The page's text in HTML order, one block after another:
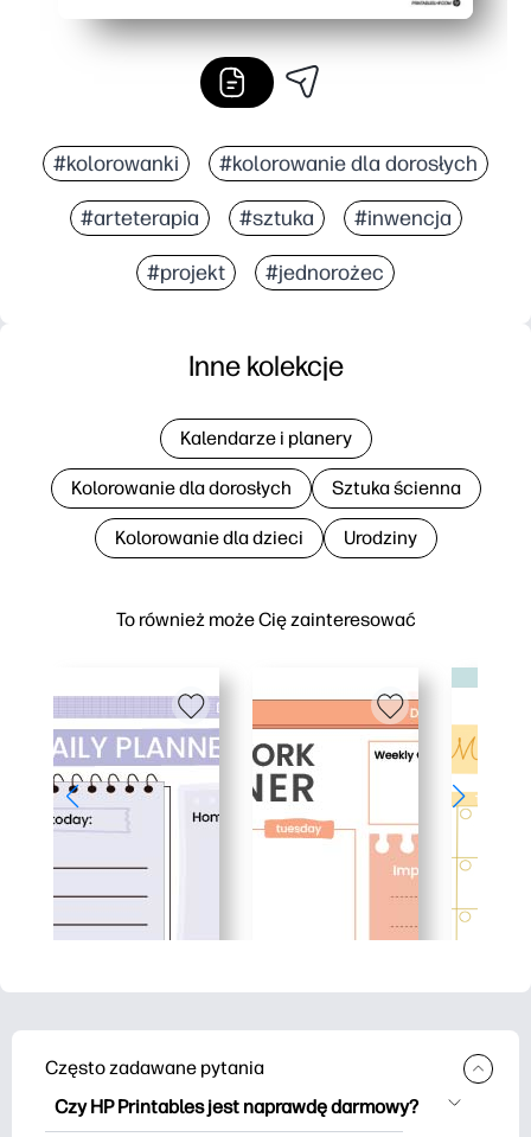
#kolorowanki #kolorowanie dla dorosłych
#arteterapia #sztuka #inwencja
#projekt #jednorożec
To również może Cię zainteresować
Inne kolekcje
Kalendarze i planery
Kolorowanie dla dorosłych Sztuka ścienna
Kolorowanie dla dzieci Urodziny
Często zadawane pytania
Czy HP Printables jest naprawdę darmowy?